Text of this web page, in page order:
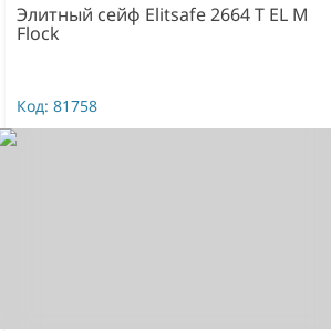
Элитный сейф Elitsafe 2664 T EL M
Flock
Код: 81758